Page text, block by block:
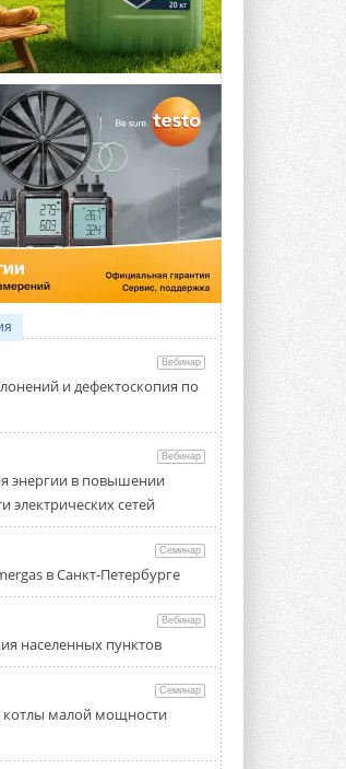
2026»
пройдет 2-3 сентября в
Slavyanskaya. Форум
более двух тысяч участников ...
Shenling представила
тепловых насосов
вода» на R290
ThermaX R290 All-In-One
три модели ...
2026
насосы в связке с
генерацией и
снижают
на 60%
из Италии установили ...
2026
Fest 2026» в Уфе
свыше 700 профи
отрасли
выступил торгово-
холдинг ...
испытал модульный
плотностью 54 кВт на
прошли на собственной
площадке и были ...
2026
выпускает VRF-
DVM на R32
от 22,4 до 56 кВт.
длина трубопроводов ...
Вебинар
и дефектоскопия по
Вебинар
энергии в повышении
электрических сетей
Семинар
в Санкт-Петербурге
Вебинар
населенных пунктов
Семинар
малой мощности